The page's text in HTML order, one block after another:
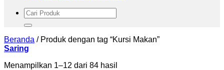
Pencarian
untuk:
Beranda /Produk dengan tag “Kursi Makan”
Saring
Menampilkan 1–12 dari 84 hasil